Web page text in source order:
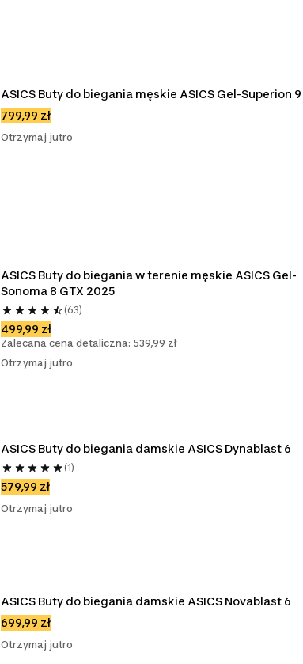
ASICS Buty do biegania męskie ASICS Gel-Superion 9
799,99 zł
Otrzymaj jutro
ASICS Buty do biegania w terenie męskie ASICS Gel-
Sonoma 8 GTX 2025
(63)
499,99 zł
Zalecana cena detaliczna: 539,99 zł
Otrzymaj jutro
ASICS Buty do biegania damskie ASICS Dynablast 6
(1)
579,99 zł
Otrzymaj jutro
ASICS Buty do biegania damskie ASICS Novablast 6
699,99 zł
Otrzymaj jutro